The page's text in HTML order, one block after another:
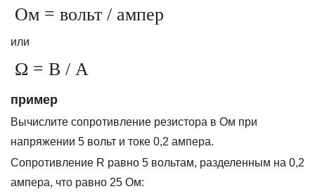
Ом = вольт / ампер
или
Ω = В / А
пример
Вычислите сопротивление резистора в Ом при
напряжении 5 вольт и токе 0,2 ампера.
Сопротивление R равно 5 вольтам, разделенным на 0,2
ампера, что равно 25 Ом: